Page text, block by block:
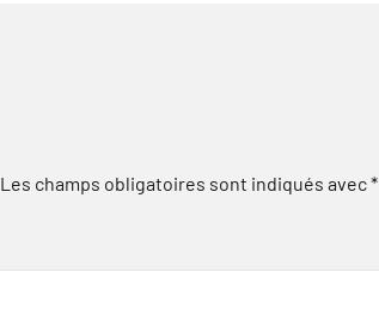
Les champs obligatoires sont indiqués avec*